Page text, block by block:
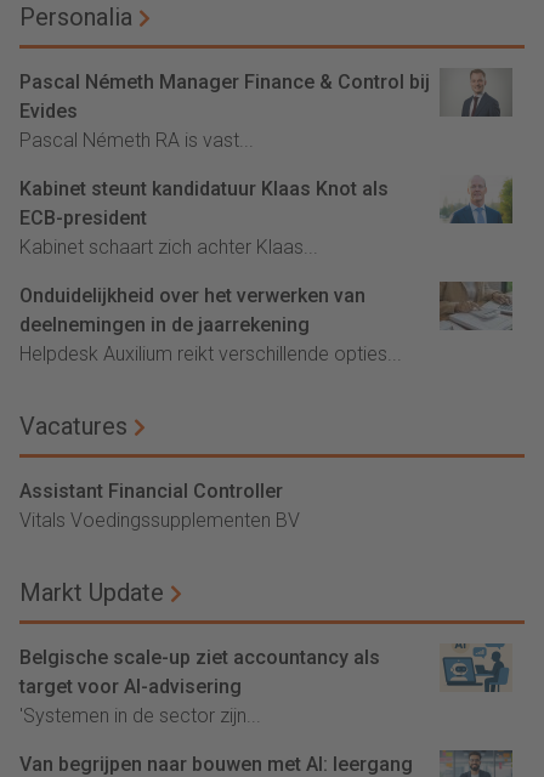
Personalia
Pascal Németh Manager Finance & Control bij
Evides
Pascal Németh RA is vast...
Kabinet steunt kandidatuur Klaas Knot als
ECB-president
Kabinet schaart zich achter Klaas...
Onduidelijkheid over het verwerken van
deelnemingen in de jaarrekening
Helpdesk Auxilium reikt verschillende opties...
Vacatures
Assistant Financial Controller
Vitals Voedingssupplementen BV
Markt Update
Belgische scale-up ziet accountancy als
target voor AI-advisering
'Systemen in de sector zijn...
Van begrijpen naar bouwen met AI: leergang